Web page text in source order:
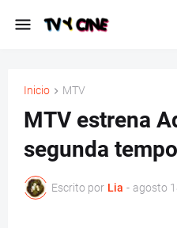
Inicio MTV
MTV estrena
segunda
Escrito por Lia - agosto